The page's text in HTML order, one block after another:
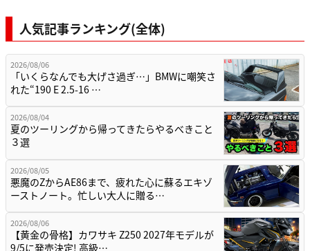
人気記事ランキング(全体)
2026/08/06
「いくらなんでも大げさ過ぎ…」BMWに嘲笑さ
れた“190 E 2.5-16 …
2026/08/04
夏のツーリングから帰ってきたらやるべきこと
３選
2026/08/05
悪魔のZからAE86まで、疲れた心に蘇るエキゾ
ーストノート。忙しい大人に贈る…
2026/08/06
【黄金の骨格】カワサキ Z250 2027年モデルが
9/5に発売決定! 高級…